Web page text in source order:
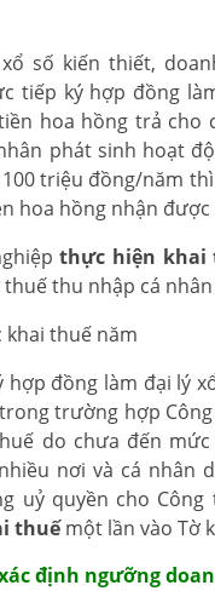
số kiến thiết,
tiếp ký hợp đồng
hoa hồng trả cho
phát sinh hoạt
triệu đồng/năm
hoa hồng nhận
thực hiện khai
thu nhập cá nhân
khai thuế năm
hợp đồng làm đại lý
trường hợp
do chưa đến
nơi và cá nhân
uỷ quyền cho
thuếmột lần vào Tờ
định ngưỡng